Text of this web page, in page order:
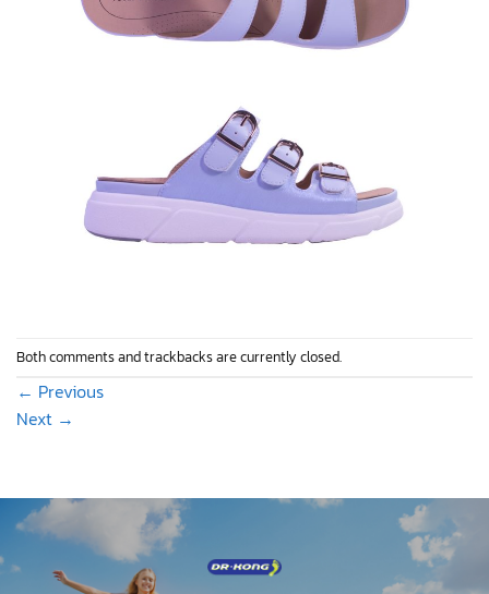
Both comments and trackbacks are currently closed.
← Previous
Next →